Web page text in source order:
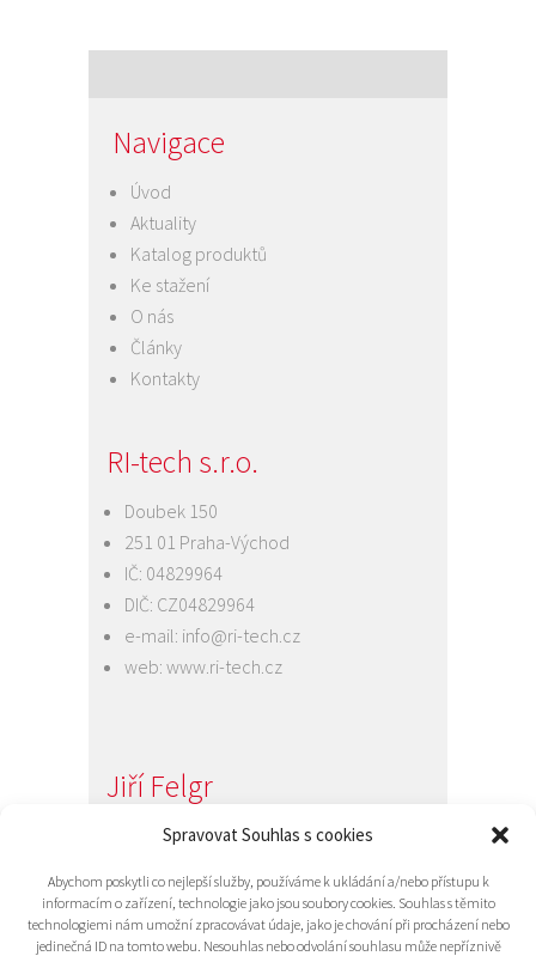
Spravovat Souhlas s cookies
Abychom poskytli co nejlepší služby, používáme k ukládání a/nebo přístupu k
informacím o zařízení, technologie jako jsou soubory cookies. Souhlas s těmito
technologiemi nám umožní zpracovávat údaje, jako je chování při procházení nebo
jedinečná ID na tomto webu. Nesouhlas nebo odvolání souhlasu může nepříznivě
Navigace
Úvod
Aktuality
Katalog produktů
Ke stažení
O nás
Články
Kontakty
RI-tech s.r.o.
Doubek 150
251 01 Praha-Východ
IČ: 04829964
DIČ: CZ04829964
e-mail: info@ri-tech.cz
web: www.ri-tech.cz
Jiří Felgr
Jednatel společnosti
e-mail:info@ri-tech.cz